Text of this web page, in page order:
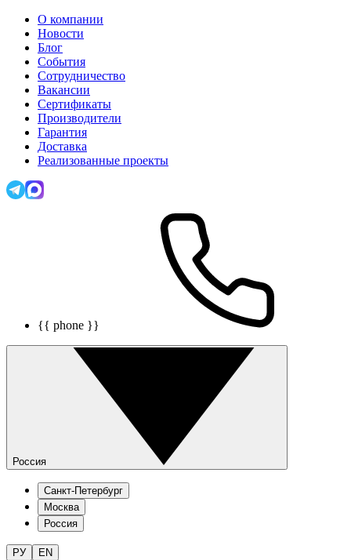
О компании
Новости
Блог
События
Сотрудничество
Вакансии
Сертификаты
Производители
Гарантия
Доставка
Реализованные проекты
{{ phone }}
Россия
Санкт-Петербург
Москва
Россия
РУ EN